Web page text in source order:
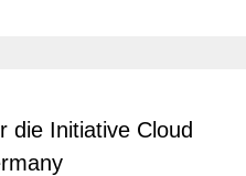
die Initiative Cloud